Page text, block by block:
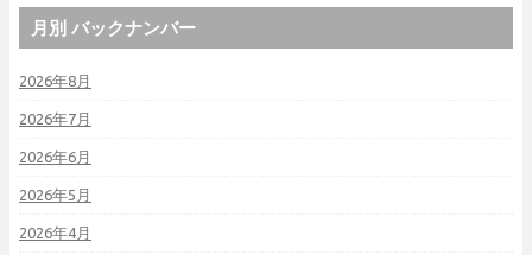
月別 バックナンバー
2026年8月
2026年7月
2026年6月
2026年5月
2026年4月